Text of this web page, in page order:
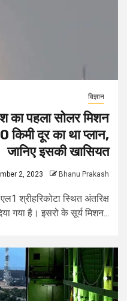
विज्ञान
का पहला सोलर मिशन
दूर का था प्लान,
जानिए इसकी खासियत
2, 2023 Bhanu Prakash
श्रीहरिकोटा स्थित अंतरिक्ष
गया है। इसरो के सूर्य मिशन...